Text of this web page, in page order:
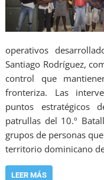
operativos
Santiago Rodríguez,
control que
fronteriza. Las
puntos estratégicos
patrullas del 10.º
grupos de personas
territorio dominicano
LEER MÁS